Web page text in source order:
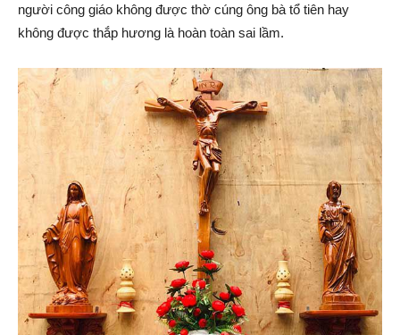
người công giáo không được thờ cúng ông bà tổ tiên hay
không được thắp hương là hoàn toàn sai lầm.